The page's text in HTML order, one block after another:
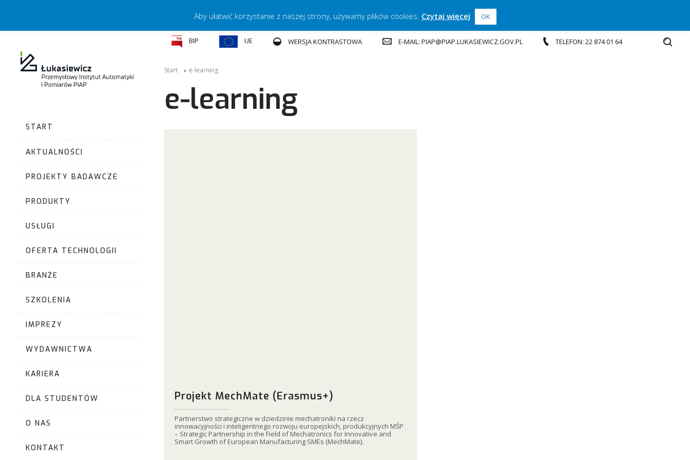
START
AKTUALNOŚCI
PROJEKTY BADAWCZE
PRODUKTY
USŁUGI
OFERTA TECHNOLOGII
BRANŻE
SZKOLENIA
IMPREZY
WYDAWNICTWA
KARIERA
DLA STUDENTÓW
O NAS
KONTAKT
BIP UE WERSJA KONTRASTOWA E-MAIL: PIAP@PIAP.LUKASIEWICZ.GOV.PL TELEFON: 22 874 01 64
Start e-learning
e-learning
Projekt MechMate (Erasmus+)
Partnerstwo strategiczne w dziedzinie mechatroniki na rzecz
innowacyjności i inteligentnego rozwoju europejskich, produkcyjnych MŚP
– Strategic Partnership in the Field of Mechatronics for Innovative and
Smart Growth of European Manufacturing SMEs (MechMate).
Aby ułatwić korzystanie z naszej strony, używamy plików cookies. Czytaj więcej OK